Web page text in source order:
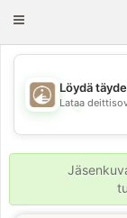
Toggle
💖
Löydä
Lataa